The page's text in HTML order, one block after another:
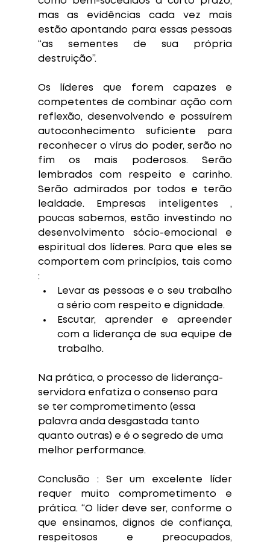
mas as evidências cada vez mais
estão apontando para essas pessoas
“as sementes de sua própria
destruição”.
Os líderes que forem capazes e
competentes de combinar ação com
reflexão, desenvolvendo e possuírem
autoconhecimento suficiente para
reconhecer o vírus do poder, serão no
fim os mais poderosos. Serão
lembrados com respeito e carinho.
Serão admirados por todos e terão
lealdade. Empresas inteligentes ,
poucas sabemos, estão investindo no
desenvolvimento sócio-emocional e
espiritual dos líderes. Para que eles se
comportem com princípios, tais como
:
Levar as pessoas e o seu trabalho
a sério com respeito e dignidade.
Escutar, aprender e apreender
com a liderança de sua equipe de
trabalho.
Na prática, o processo de liderança-
servidora enfatiza o consenso para
se ter comprometimento (essa
palavra anda desgastada tanto
quanto outras) e é o segredo de uma
melhor performance.
Conclusão : Ser um excelente líder
requer muito comprometimento e
prática. “O líder deve ser, conforme o
que ensinamos, dignos de confiança,
respeitosos e preocupados,